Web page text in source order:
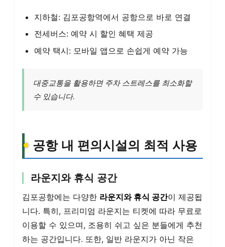
지하철: 김포공항역에서 공항으로 바로 연결
전세버스: 예약 시 할인 혜택 제공
예약 택시: 모바일 앱으로 손쉽게 예약 가능
대중교통을 활용하면 주차 스트레스를 최소화할
수 있습니다.
공항 내 편의시설의 최적 사용
라운지와 휴식 공간
김포공항에는 다양한 라운지와 휴식 공간이 제공됩
니다. 특히, 프리미엄 라운지는 티켓에 따라 무료로
이용할 수 있으며, 조용히 쉬고 싶은 분들에게 추천
하는 공간입니다. 또한, 일반 라운지가 아닌 작은